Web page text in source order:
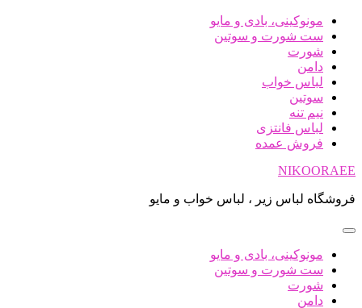
پرش
محتوا
مونوکینی، بادی و مایو
ست شورت و سوتین
شورت
دامن
لباس خواب
سوتین
نیم تنه
لباس فانتزی
فروش عمده
NIKOORAEE
فروشگاه لباس زیر ، لباس خواب و مایو
مونوکینی، بادی و مایو
ست شورت و سوتین
شورت
دامن